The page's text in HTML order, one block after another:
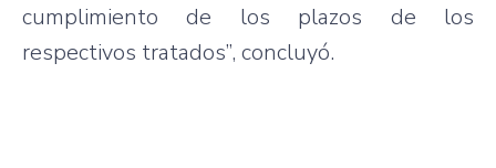
cumplimiento de los plazos de los
respectivos tratados”, concluyó.